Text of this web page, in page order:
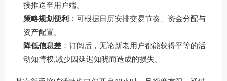
接推送至用户端。
策略规划便利 ：可根据日历安排交易节奏、资金分配与
资产配置。
降低信息差 ：订阅后，无论新老用户都能获得平等的活
动知情权,减少因延迟知晓而造成的损失。